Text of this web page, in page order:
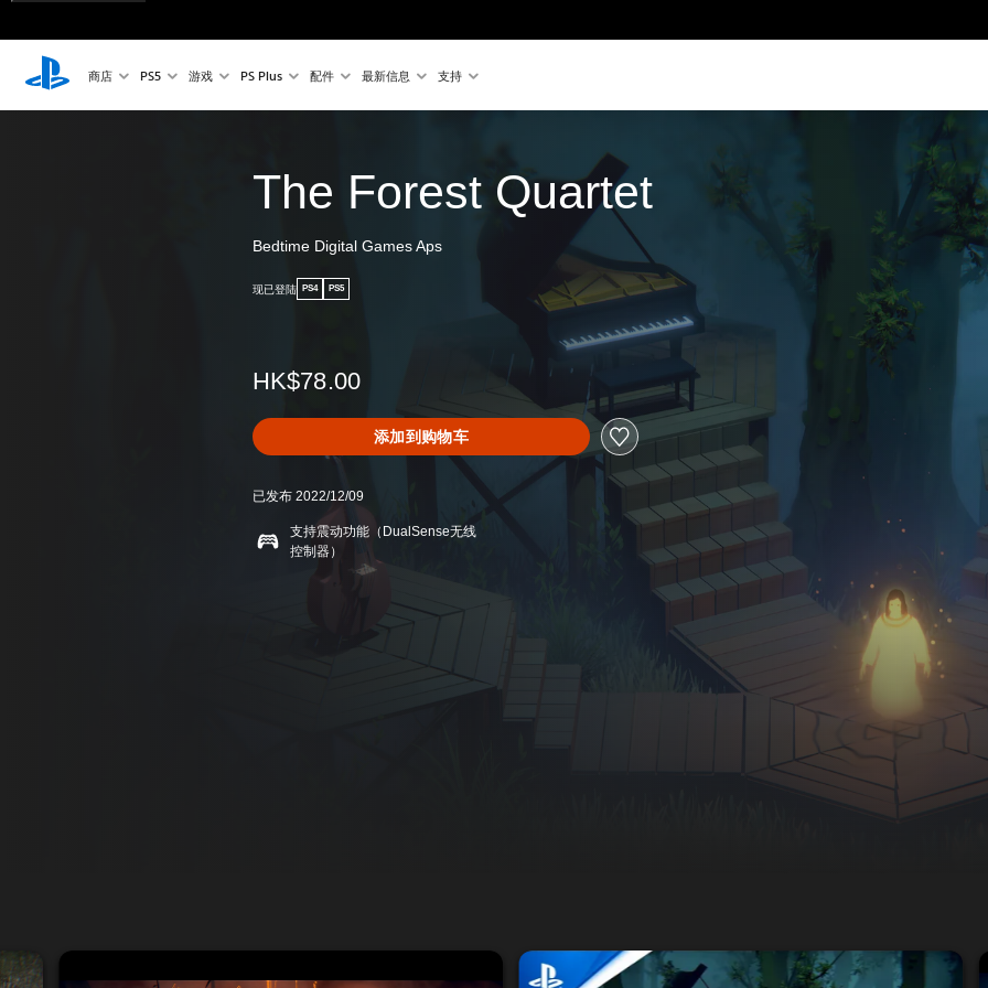
商店 PS5 游戏 PS Plus 配件 最新信息 支持
The Forest Quartet
Bedtime Digital Games Aps
现已登陆 PS4 PS5
HK$78.00
添加到购物车
已发布 2022/12/09
支持震动功能（DualSense无线
控制器）